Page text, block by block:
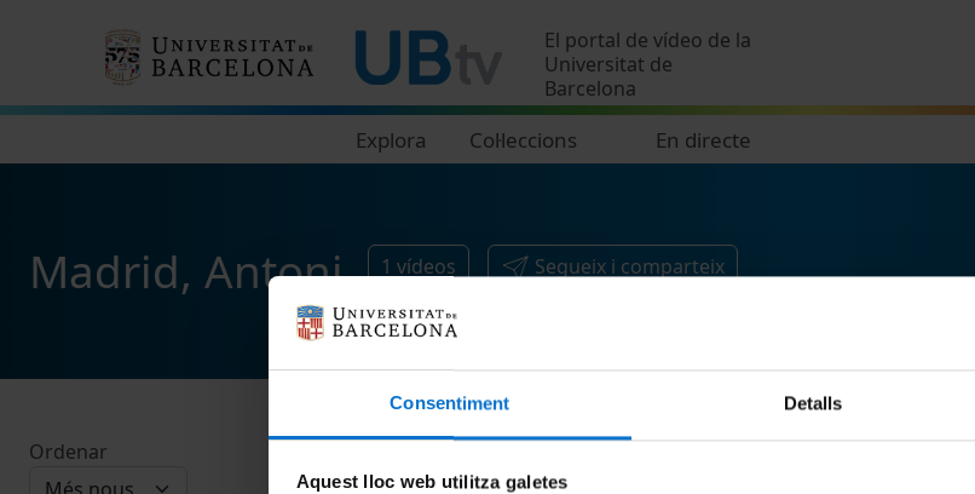
Consentiment Detalls
Aquest lloc web utilitza galetes
El portal de vídeo de la
Universitat de
Barcelona
Explora Col·leccions En directe
Madrid, Antoni 1 vídeos Segueix i comparteix
Ordenar